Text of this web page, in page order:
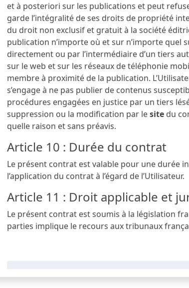
et à posteriori sur les publications et peut
garde l’intégralité de ses droits de propriété
du droit non exclusif et gratuit à la société
publication n’importe où et sur n’importe
directement ou par l’intermédiaire d’un tiers
sur le web et sur les réseaux de téléphonie
membre à proximité de la publication.
s’engage à ne pas publier de contenus
procédures engagées en justice par un tiers
suppression ou la modification par lesite du
quelle raison et sans préavis.
Article 10 : Durée du contrat
Le présent contrat est valable pour une durée
l’application du contrat à l’égard de l’Utilisateur.
Article 11 : Droit applicable et
Le présent contrat est soumis à la législation
parties implique le recours aux tribunaux